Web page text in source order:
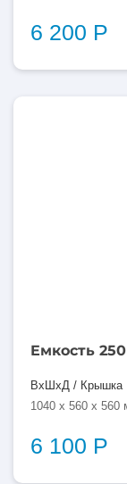
6 200 Р
Емкость
ВхШхД / Крышка
1040 x 560 x
6 100 Р